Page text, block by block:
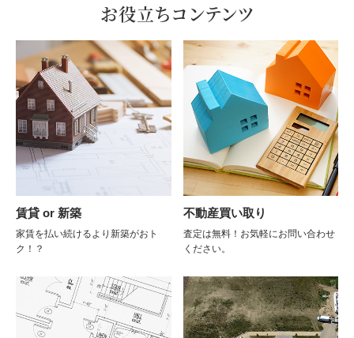
お役立ちコンテンツ
賃貸 or 新築
家賃を払い続けるより新築がおト
ク！？
不動産買い取り
査定は無料！お気軽にお問い合わせ
ください。